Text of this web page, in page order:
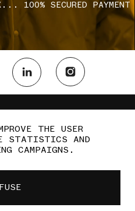
100% SECURED PAYMENT
THE USER
STATISTICS AND
CAMPAIGNS.